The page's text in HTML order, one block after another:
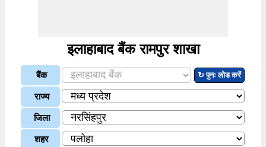
इलाहाबाद बैंक रामपुर शाखा
बैंक ↻ पुनः लोड करें
राज्य
जिला
शहर